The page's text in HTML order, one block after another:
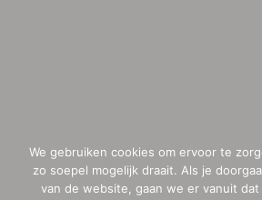
We gebruiken cookies om ervoor te
zo soepel mogelijk draait. Als je
van de website, gaan we er vanuit